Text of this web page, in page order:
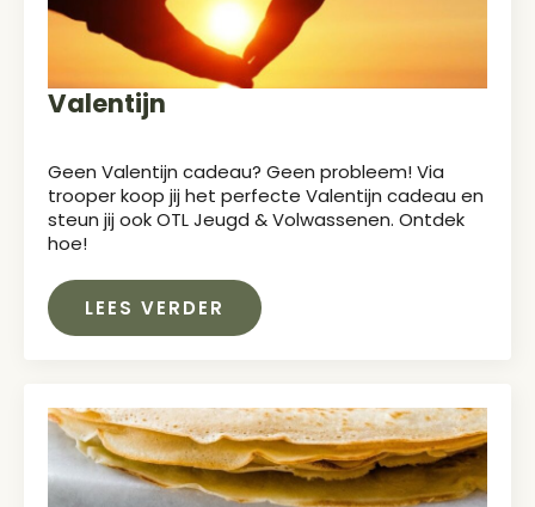
Valentijn
Geen Valentijn cadeau? Geen probleem! Via
trooper koop jij het perfecte Valentijn cadeau en
steun jij ook OTL Jeugd & Volwassenen. Ontdek
hoe!
LEES VERDER